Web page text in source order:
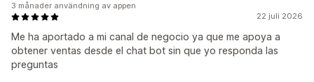
22 juli 2026
Me ha aportado a mi canal de negocio ya que me apoya a
obtener ventas desde el chat bot sin que yo responda las
preguntas
3 månader användning av appen